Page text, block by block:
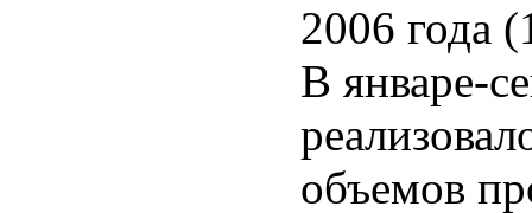
2006 года
В январе-
объемов